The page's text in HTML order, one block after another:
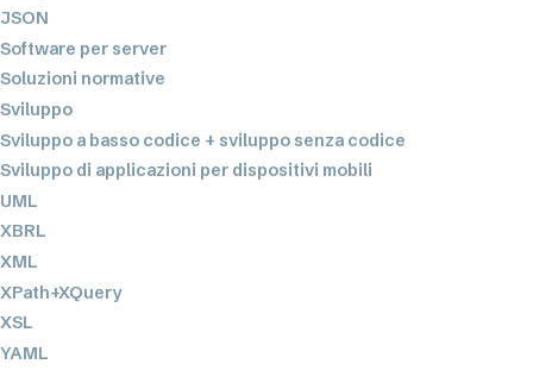
JSON
Software per server
Soluzioni normative
Sviluppo
Sviluppo a basso codice + sviluppo senza codice
Sviluppo di applicazioni per dispositivi mobili
UML
XBRL
XML
XPath+XQuery
XSL
YAML